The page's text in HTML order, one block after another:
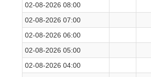
02-08-2026 08:00
02-08-2026 07:00
02-08-2026 06:00
02-08-2026 05:00
02-08-2026 04:00